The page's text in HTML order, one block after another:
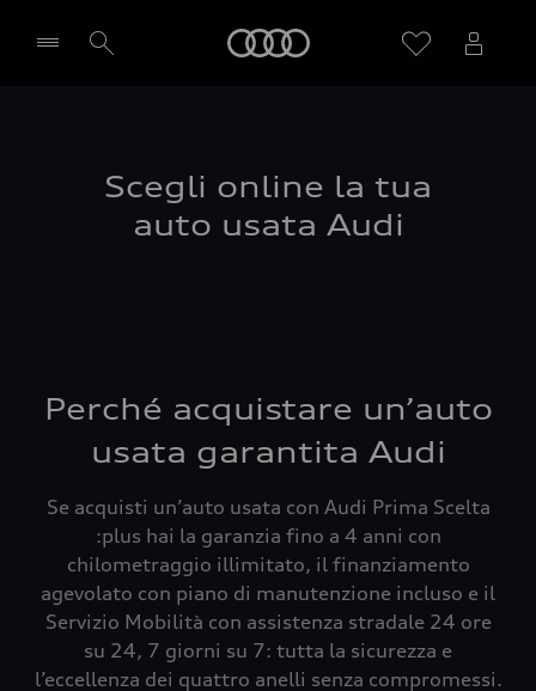
Scegli online la tua
auto usata Audi
Perché acquistare un’auto
usata garantita Audi
Se acquisti un’auto usata con Audi Prima Scelta
:plus hai la garanzia fino a 4 anni con
chilometraggio illimitato, il finanziamento
agevolato con piano di manutenzione incluso e il
Servizio Mobilità con assistenza stradale 24 ore
su 24, 7 giorni su 7: tutta la sicurezza e
l’eccellenza dei quattro anelli senza compromessi.